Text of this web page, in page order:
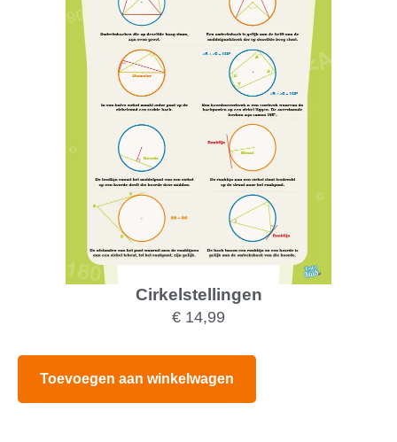
Cirkelstellingen
€ 14,99
Toevoegen aan winkelwagen